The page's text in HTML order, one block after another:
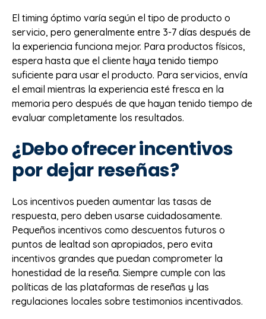
El timing óptimo varía según el tipo de producto o
servicio, pero generalmente entre 3-7 días después de
la experiencia funciona mejor. Para productos físicos,
espera hasta que el cliente haya tenido tiempo
suficiente para usar el producto. Para servicios, envía
el email mientras la experiencia esté fresca en la
memoria pero después de que hayan tenido tiempo de
evaluar completamente los resultados.
¿Debo ofrecer incentivos
por dejar reseñas?
Los incentivos pueden aumentar las tasas de
respuesta, pero deben usarse cuidadosamente.
Pequeños incentivos como descuentos futuros o
puntos de lealtad son apropiados, pero evita
incentivos grandes que puedan comprometer la
honestidad de la reseña. Siempre cumple con las
políticas de las plataformas de reseñas y las
regulaciones locales sobre testimonios incentivados.